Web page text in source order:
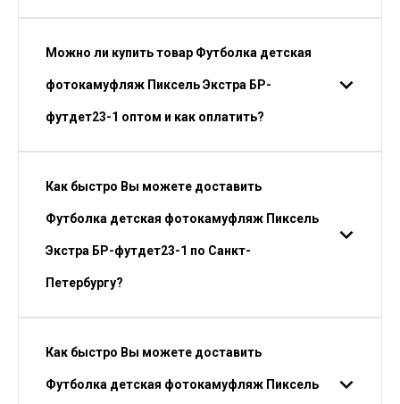
Можно ли купить товар Футболка детская
фотокамуфляж Пиксель Экстра БР-
футдет23-1 оптом и как оплатить?
Как быстро Вы можете доставить
Футболка детская фотокамуфляж Пиксель
Экстра БР-футдет23-1 по Санкт-
Петербургу?
Как быстро Вы можете доставить
Футболка детская фотокамуфляж Пиксель